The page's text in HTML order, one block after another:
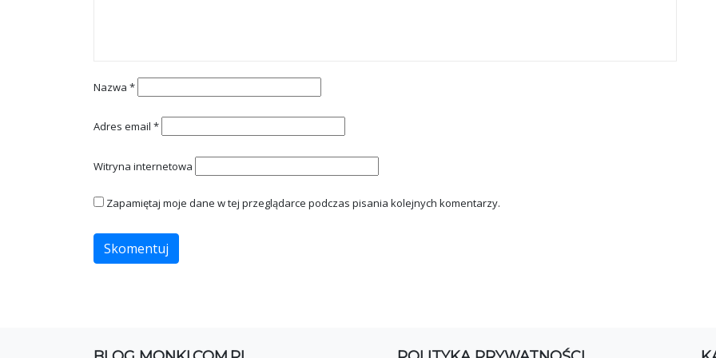
Nazwa *
Adres email *
Witryna internetowa
Zapamiętaj moje dane w tej przeglądarce podczas pisania kolejnych komentarzy.